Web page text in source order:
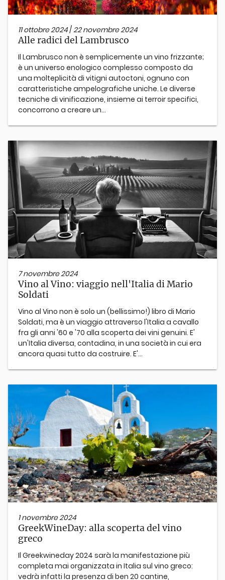
11 ottobre 2024/22 novembre 2024
Alle radici del Lambrusco
Il Lambrusco non è semplicemente un vino frizzante;
è un universo enologico complesso composto da
una molteplicità di vitigni autoctoni, ognuno con
caratteristiche ampelografiche uniche. Le diverse
tecniche di vinificazione, insieme ai terroir specifici,
concorrono a creare un...
7 novembre 2024
Vino al Vino: viaggio nell'Italia di Mario
Soldati
Vino al Vino non è solo un (bellissimo!) libro di Mario
Soldati, ma è un viaggio attraverso l'Italia a cavallo
fra gli anni '60 e '70 alla scoperta dei vini genuini. E'
un'Italia diversa, contadina, in una società in cui era
ancora quasi tutto da costruire. E'...
1 novembre 2024
GreekWineDay: alla scoperta del vino
greco
Il Greekwineday 2024 sarà la manifestazione più
completa mai organizzata in Italia sul vino greco:
vedrà infatti la presenza di ben 20 cantine,